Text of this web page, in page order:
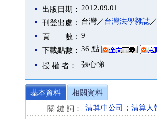
出版日期： 2012.09.01
刊登出處： 台灣／台灣法學雜誌／
頁 數： 9
下載點數： 36 點
授 權 者： 張心悌
基本資料
相關資料
關 鍵 詞：
清算中公司 ； 清算人